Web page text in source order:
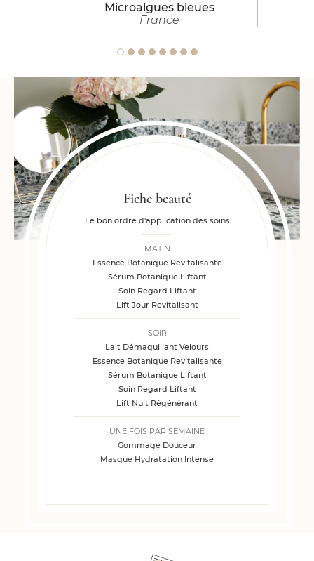
Microalgues bleues
France
Fiche beauté
Le bon ordre d'application des soins
MATIN
Essence Botanique Revitalisante
Sérum Botanique Liftant
Soin Regard Liftant
Lift Jour Revitalisant
SOIR
Lait Démaquillant Velours
Essence Botanique Revitalisante
Sérum Botanique Liftant
Soin Regard Liftant
Lift Nuit Régénérant
UNE FOIS PAR SEMAINE
Gommage Douceur
Masque Hydratation Intense